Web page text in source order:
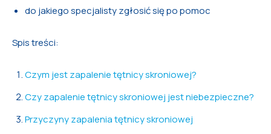
do jakiego specjalisty zgłosić się po pomoc
Spis treści:
Czym jest zapalenie tętnicy skroniowej?
Czy zapalenie tętnicy skroniowej jest niebezpieczne?
Przyczyny zapalenia tętnicy skroniowej